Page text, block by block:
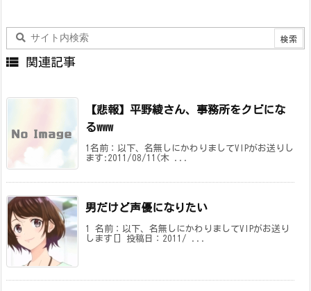
 関連記事
【悲報】平野綾さん、事務所をクビにな
るwww
1名前：以下、名無しにかわりましてVIPがお送りし
ます:2011/08/11(木 ...
男だけど声優になりたい
1 名前：以下、名無しにかわりましてVIPがお送り
します[] 投稿日：2011/ ...